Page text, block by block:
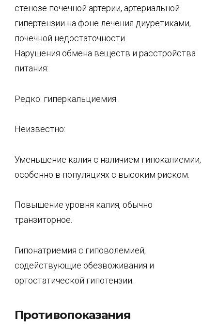
стенозе почечной артерии, артериальной
гипертензии на фоне лечения диуретиками,
почечной недостаточности.
Нарушения обмена веществ и расстройства
питания:
Редко: гиперкальциемия.
Неизвестно:
Уменьшение калия с наличием гипокалиемии,
особенно в популяциях с высоким риском.
Повышение уровня калия, обычно
транзиторное.
Гипонатриемия с гиповолемией,
содействующие обезвоживания и
ортостатической гипотензии.
Противопоказания